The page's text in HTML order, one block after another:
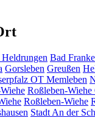
Bad
Gorsleben Greußen
OT Memleben
Roßleben-
Roßleben-Wiehe
Stadt An der